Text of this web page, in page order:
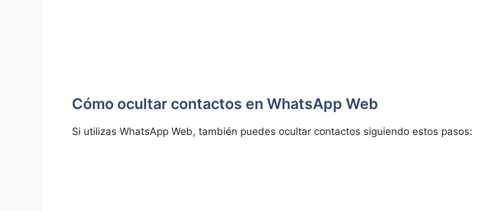
Cómo ocultar contactos en WhatsApp Web
Si utilizas WhatsApp Web, también puedes ocultar contactos siguiendo estos pasos: